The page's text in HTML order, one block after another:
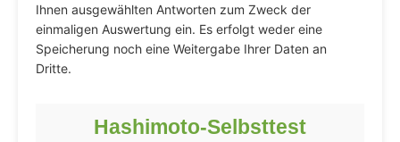
Ihnen ausgewählten Antworten zum Zweck der
einmaligen Auswertung ein. Es erfolgt weder eine
Speicherung noch eine Weitergabe Ihrer Daten an
Dritte.
Hashimoto-Selbsttest